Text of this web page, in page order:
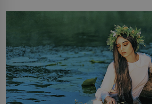
milostpaní. Stačí jenom na sukni,“
množství růžového mušelínu. „Ošidili